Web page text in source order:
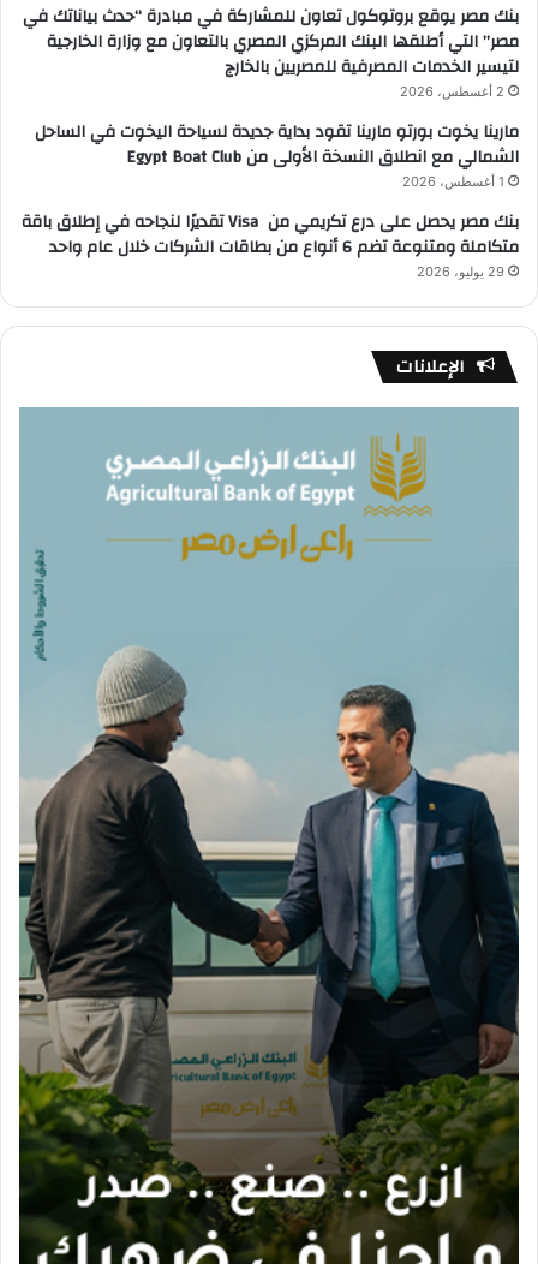
بنك مصر يوقع بروتوكول تعاون للمشاركة في مبادرة “حدث بياناتك في
مصر” التي أطلقها البنك المركزي المصري بالتعاون مع وزارة الخارجية
لتيسير الخدمات المصرفية للمصريين بالخارج
2 أغسطس، 2026
مارينا يخوت بورتو مارينا تقود بداية جديدة لسياحة اليخوت في الساحل
الشمالي مع انطلاق النسخة الأولى من Egypt Boat Club
1 أغسطس، 2026
بنك مصر يحصل على درع تكريمي من Visa تقديرًا لنجاحه في إطلاق باقة
متكاملة ومتنوعة تضم 6 أنواع من بطاقات الشركات خلال عام واحد
29 يوليو، 2026
الإعلانات